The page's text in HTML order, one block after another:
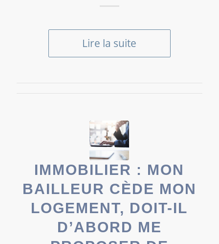
Lire la suite
IMMOBILIER : MON
BAILLEUR CÈDE MON
LOGEMENT, DOIT-IL
D’ABORD ME